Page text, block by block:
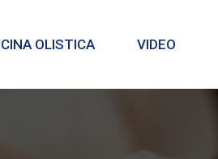
OLISTICA VIDEO